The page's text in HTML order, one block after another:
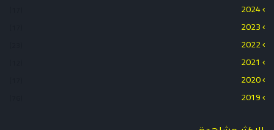
2024
2023
2022
2021
2020
2019